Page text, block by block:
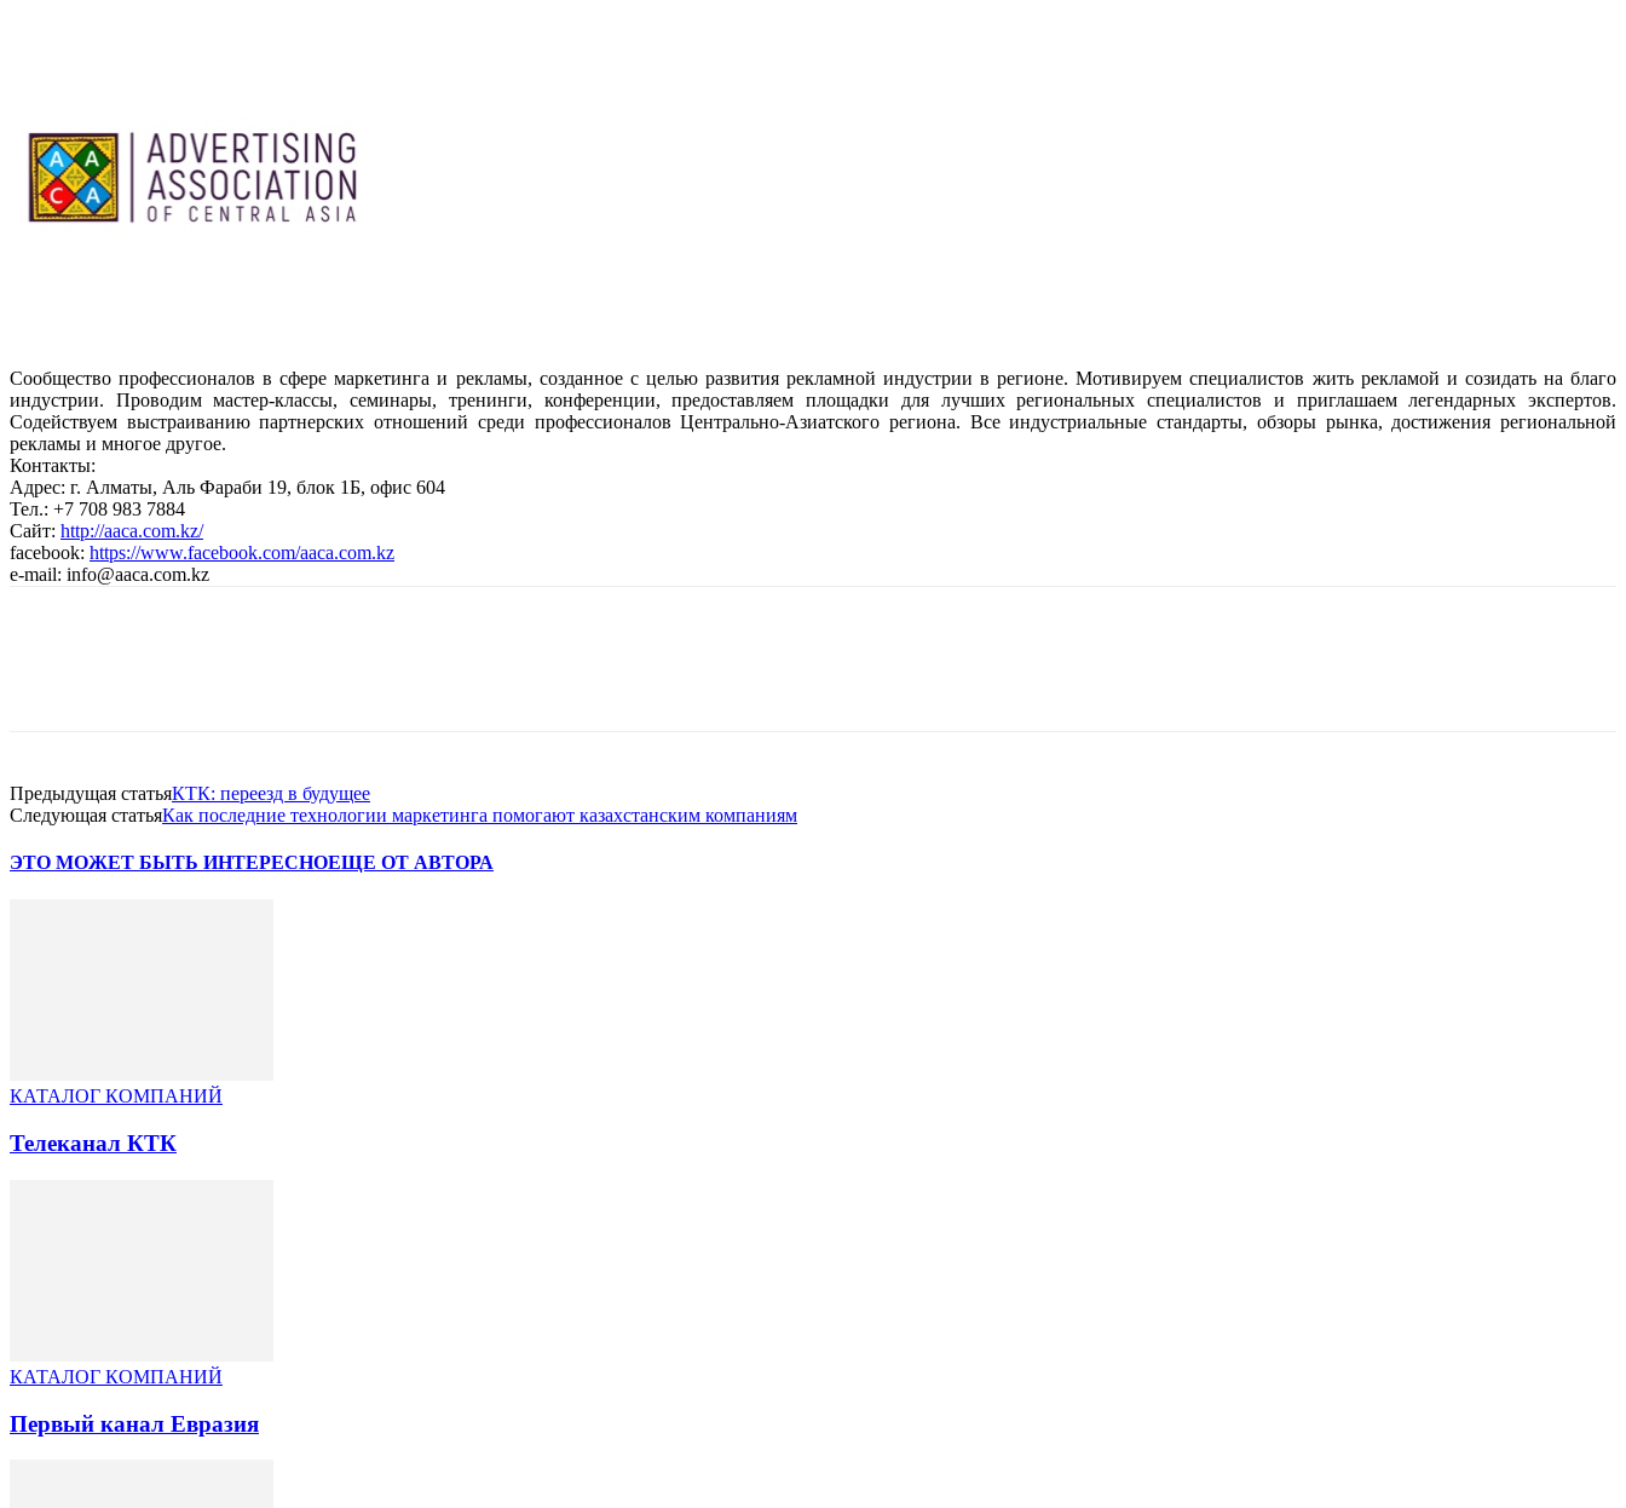
Сообщество профессионалов в сфере маркетинга и рекламы, созданное с целью развития рекламной индустрии в регионе. Мотивируем специалистов жить рекламой и созидать на благо
индустрии. Проводим мастер-классы, семинары, тренинги, конференции, предоставляем площадки для лучших региональных специалистов и приглашаем легендарных экспертов.
Содействуем выстраиванию партнерских отношений среди профессионалов Центрально-Азиатского региона. Все индустриальные стандарты, обзоры рынка, достижения региональной
рекламы и многое другое.
Контакты:
Адрес: г. Алматы, Аль Фараби 19, блок 1Б, офис 604
Тел.: +7 708 983 7884
Сайт: http://aaca.com.kz/
facebook: https://www.facebook.com/aaca.com.kz
e-mail: info@aaca.com.kz
Предыдущая статьяКТК: переезд в будущее
Следующая статьяКак последние технологии маркетинга помогают казахстанским компаниям
ЭТО МОЖЕТ БЫТЬ ИНТЕРЕСНОЕЩЕ ОТ АВТОРА
КАТАЛОГ КОМПАНИЙ
Телеканал КТК
КАТАЛОГ КОМПАНИЙ
Первый канал Евразия